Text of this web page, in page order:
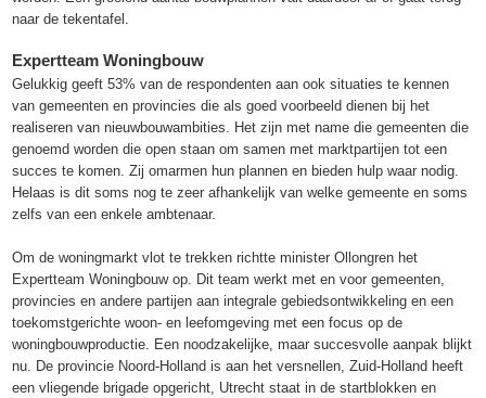
naar de tekentafel.
Expertteam Woningbouw
Gelukkig geeft 53% van de respondenten aan ook situaties te kennen
van gemeenten en provincies die als goed voorbeeld dienen bij het
realiseren van nieuwbouwambities. Het zijn met name die gemeenten die
genoemd worden die open staan om samen met marktpartijen tot een
succes te komen. Zij omarmen hun plannen en bieden hulp waar nodig.
Helaas is dit soms nog te zeer afhankelijk van welke gemeente en soms
zelfs van een enkele ambtenaar.
Om de woningmarkt vlot te trekken richtte minister Ollongren het
Expertteam Woningbouw op. Dit team werkt met en voor gemeenten,
provincies en andere partijen aan integrale gebiedsontwikkeling en een
toekomstgerichte woon- en leefomgeving met een focus op de
woningbouwproductie. Een noodzakelijke, maar succesvolle aanpak blijkt
nu. De provincie Noord-Holland is aan het versnellen, Zuid-Holland heeft
een vliegende brigade opgericht, Utrecht staat in de startblokken en